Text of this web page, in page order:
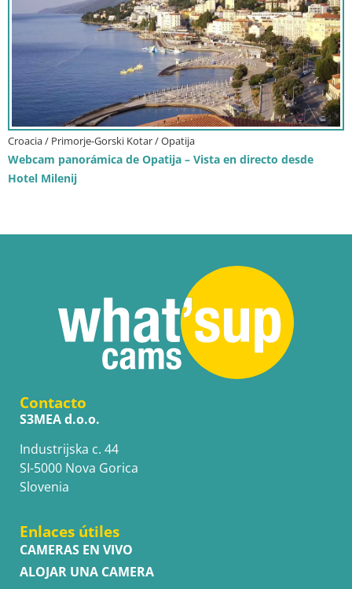
Croacia / Primorje-Gorski Kotar / Opatija
Webcam panorámica de Opatija – Vista en directo desde
Hotel Milenij
Contacto
S3MEA d.o.o.
Industrijska c. 44
SI-5000 Nova Gorica
Slovenia
Enlaces útiles
CAMERAS EN VIVO
ALOJAR UNA CAMERA